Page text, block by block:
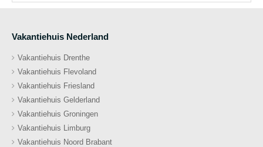
Vakantiehuis Nederland
Vakantiehuis Drenthe
Vakantiehuis Flevoland
Vakantiehuis Friesland
Vakantiehuis Gelderland
Vakantiehuis Groningen
Vakantiehuis Limburg
Vakantiehuis Noord Brabant